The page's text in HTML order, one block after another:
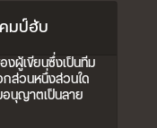
มป์ฮับ
งผู้เขียนซึ่งเป็นทีม
ส่วนหนึ่งส่วนใด
อนุญาตเป็นลาย